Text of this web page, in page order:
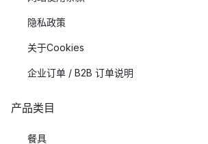
隐私政策
关于Cookies
企业订单 / B2B 订单说明
产品类目
餐具